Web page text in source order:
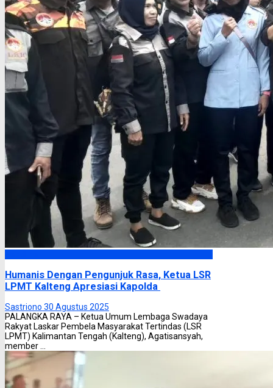
Humanis Dengan Pengunjuk Rasa, Ketua LSR
LPMT Kalteng Apresiasi Kapolda
Sastriono 30 Agustus 2025
PALANGKA RAYA – Ketua Umum Lembaga Swadaya
Rakyat Laskar Pembela Masyarakat Tertindas (LSR
LPMT) Kalimantan Tengah (Kalteng), Agatisansyah,
member ...